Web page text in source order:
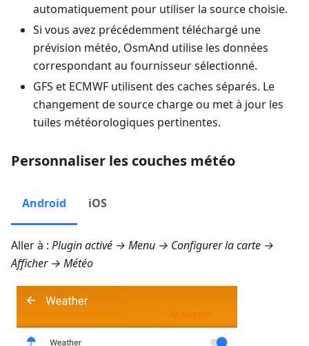
automatiquement pour utiliser la source choisie.
Si vous avez précédemment téléchargé une
prévision météo, OsmAnd utilise les données
correspondant au fournisseur sélectionné.
GFS et ECMWF utilisent des caches séparés. Le
changement de source charge ou met à jour les
tuiles météorologiques pertinentes.
Personnaliser les couches météo
Android iOS
Aller à : Plugin activé → Menu → Configurer la carte →
Afficher → Météo